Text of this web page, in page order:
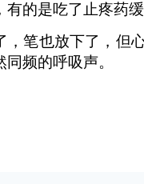
有的是吃了止疼药
，笔也放下了，但
频的呼吸声。